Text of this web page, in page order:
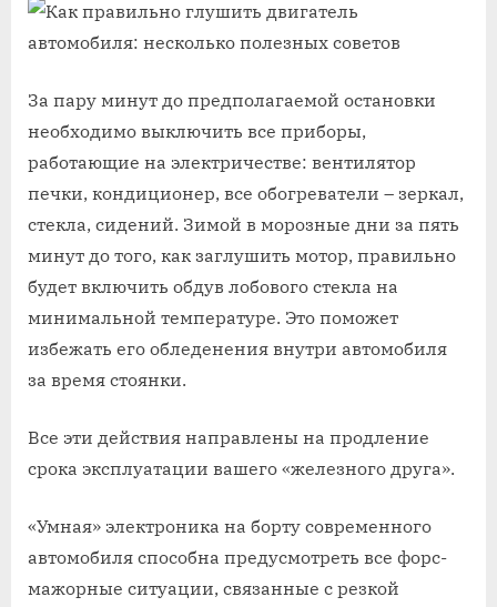
За пару минут до предполагаемой остановки
необходимо выключить все приборы,
работающие на электричестве: вентилятор
печки, кондиционер, все обогреватели – зеркал,
стекла, сидений. Зимой в морозные дни за пять
минут до того, как заглушить мотор, правильно
будет включить обдув лобового стекла на
минимальной температуре. Это поможет
избежать его обледенения внутри автомобиля
за время стоянки.
Все эти действия направлены на продление
срока эксплуатации вашего «железного друга».
«Умная» электроника на борту современного
автомобиля способна предусмотреть все форс-
мажорные ситуации, связанные с резкой